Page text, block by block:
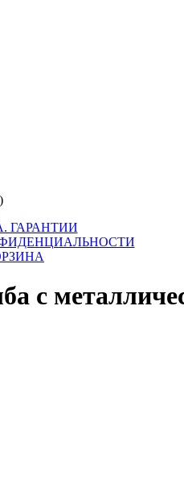
ГАРАНТИИ
с